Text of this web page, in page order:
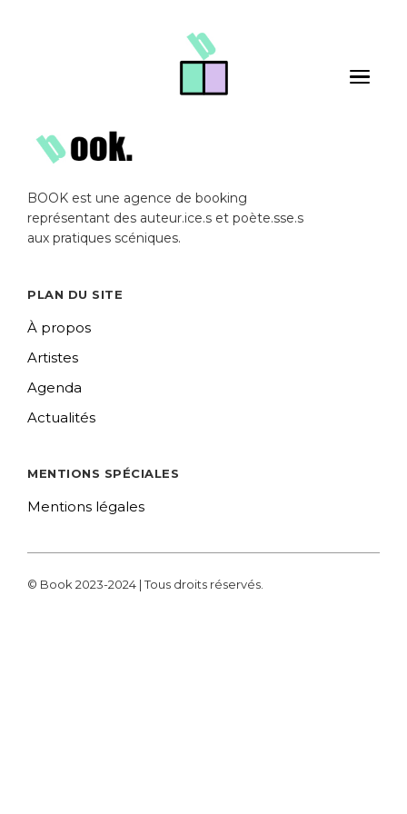
Toggle
BOOK est une agence de booking
représentant des auteur.ice.s et poète.sse.s
aux pratiques scéniques.
PLAN DU SITE
À propos
Artistes
Agenda
Actualités
MENTIONS SPÉCIALES
Mentions légales
© Book 2023-2024 | Tous droits réservés.